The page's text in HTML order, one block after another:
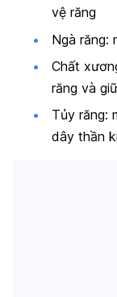
vệ răng
Ngà răng:
Chất
răng và
Tủy răng:
dây thần